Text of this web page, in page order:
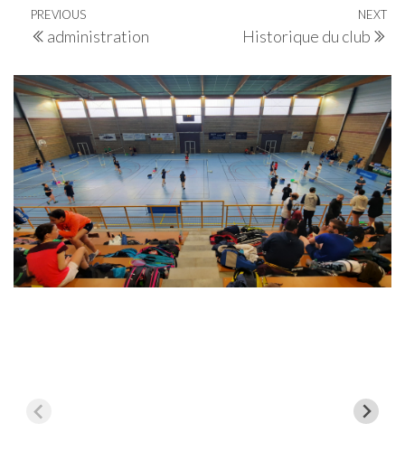
Navigation
de
l’article
Previous
Post
PREVIOUS
administration
NEXT
Historique du club